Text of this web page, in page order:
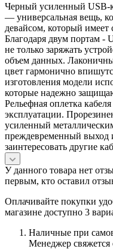
Черный усиленный USB-
— универсальная вещь,
девайсом, который имеет
Благодаря двум портам -
не только заряжать
объем данных.
цвет гармонично
изготовления модели
которые надежно
Рельефная оплетка
эксплуатации.
усиленный
преждевременный выход
заинтересовать другие
У данного товара нет
первым, кто оставил
Оплачивайте покупки
магазине доступно 3
Наличные при
Менеджер свяжется